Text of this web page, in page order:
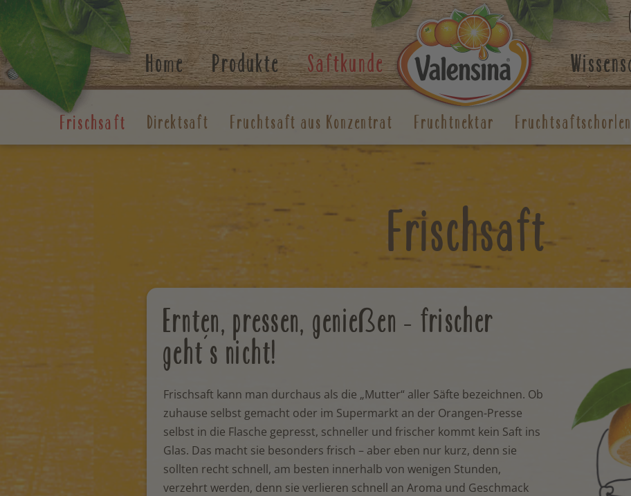
Home Produkte Saftkunde
Suchen
Frischsaft Direktsaft Fruchtsaft aus Konzentrat Fruchtnektar Fruchtsaftschorlen
Frischsaft
Ernten, pressen, genießen – frischer
geht´s nicht!
Frischsaft kann man durchaus als die „Mutter“ aller Säfte bezeichnen. Ob
zuhause selbst gemacht oder im Supermarkt an der Orangen-Presse
selbst in die Flasche gepresst, schneller und frischer kommt kein Saft ins
Glas. Das macht sie besonders frisch – aber eben nur kurz, denn sie
sollten recht schnell, am besten innerhalb von wenigen Stunden,
verzehrt werden, denn sie verlieren schnell an Aroma und Geschmack